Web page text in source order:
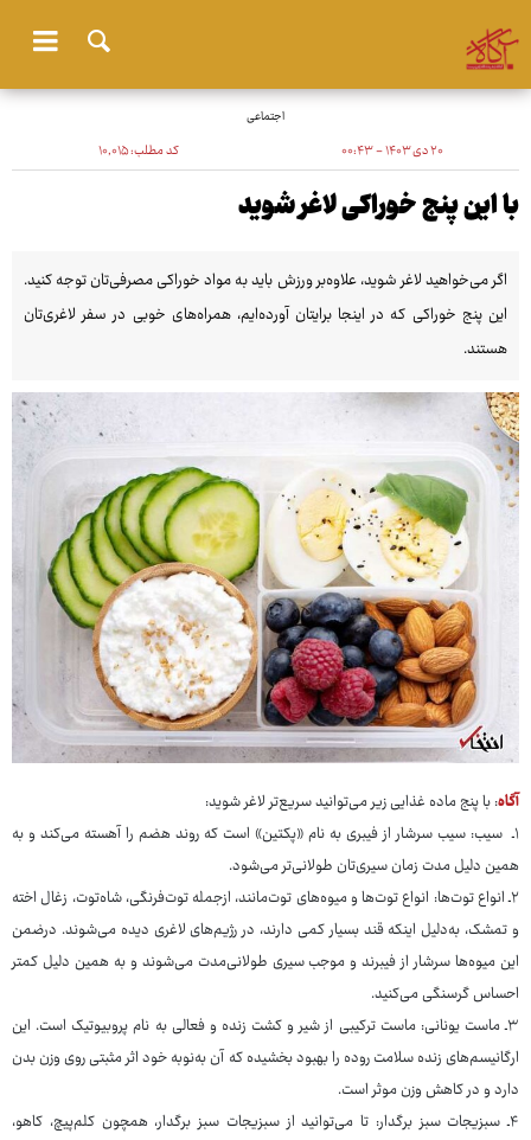
اجتماعی
۲۰ دی ۱۴۰۳ - ۰۰:۴۳ کد مطلب:۱۰٬۰۱۵
با این پنج خوراکی لاغر شوید
اگر می‌خواهید لاغر شوید، علاوه‌بر ورزش باید به مواد خوراکی مصرفی‌تان توجه کنید.
این پنج خوراکی که در اینجا برایتان آورده‌ایم، همراه‌های خوبی در سفر لاغری‌تان
هستند.
آگاه: با پنج ماده غذایی زیر می‌توانید سریع‌تر لاغر شوید:
۱ـ سیب: سیب سرشار از فیبری به نام «پکتین» است که روند هضم را آهسته می‌کند و به
همین دلیل مدت زمان سیری‌تان طولانی‌تر می‌شود.
۲ـ انواع توت‌ها: انواع توت‌ها و میوه‌های توت‌مانند، ازجمله توت‌فرنگی، شاه‌توت، زغال اخته
و تمشک، به‌دلیل اینکه قند بسیار کمی دارند، در رژیم‌های لاغری دیده می‌شوند. درضمن
این میوه‌ها سرشار از فیبرند و موجب سیری طولانی‌مدت می‌شوند و به همین دلیل کمتر
احساس گرسنگی می‌کنید.
۳ـ ماست یونانی: ماست ترکیبی از شیر و کشت زنده و فعالی به نام پروبیوتیک است. این
ارگانیسم‌های زنده سلامت روده را بهبود بخشیده که آن به‌نوبه خود اثر مثبتی روی وزن بدن
دارد و در کاهش وزن موثر است.
۴ـ سبزیجات سبز برگدار: تا می‌توانید از سبزیجات سبز برگدار، همچون کلم‌پیچ، کاهو،